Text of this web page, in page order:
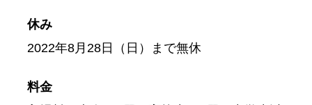
休み
2022年8月28日（日）まで無休
料金